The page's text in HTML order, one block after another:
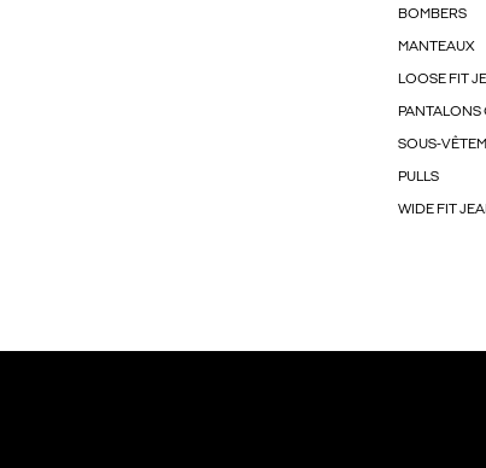
BOMBERS
MANTEAUX
LOOSE FIT
PANTALONS
SOUS-
PULLS
WIDE FIT